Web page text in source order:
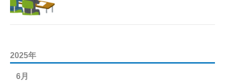
2025年
6月